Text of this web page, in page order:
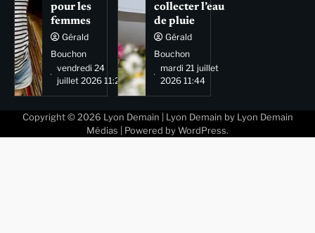
pour les
femmes
Gérald
Bouchon
vendredi 24
juillet 2026 11:29
collecter l’eau
de pluie
Gérald
Bouchon
mardi 21 juillet
2026 11:44
Copyright © 2026 Lyon Demain | Lyon Demain by Lyon Demain
Médias | Powered by WordPress.